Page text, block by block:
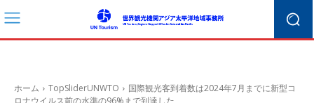
ホーム TopSliderUNWTO
国際観光客到着数は2024年7月までに新型コ
ロナウイルス前の水準の96%まで到達した